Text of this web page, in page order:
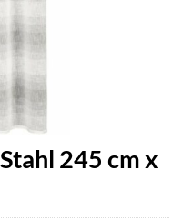
245 cm x